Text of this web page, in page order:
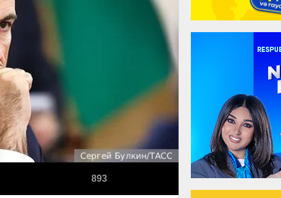
893